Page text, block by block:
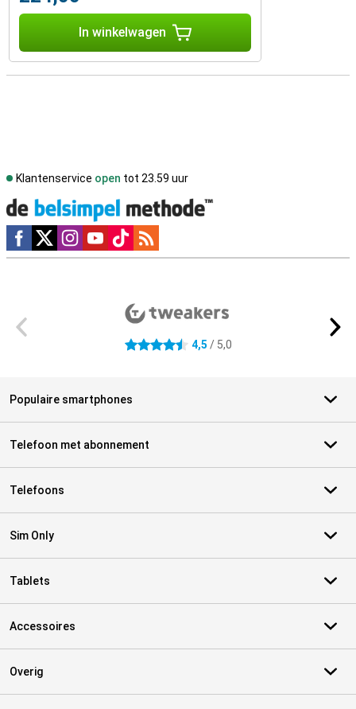
In winkelwagen
Klantenservice open tot 23.59 uur
Social media
4.5 sterren 4,5 / 5,0
Populaire smartphones
Telefoon met abonnement
Telefoons
Sim Only
Tablets
Accessoires
Overig